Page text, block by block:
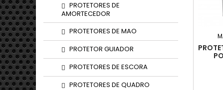
PROTETORES DE
AMORTECEDOR
PROTETORES DE MAO
PROTETOR GUIADOR
PROTETORES DE ESCORA
PROTETORES DE QUADRO